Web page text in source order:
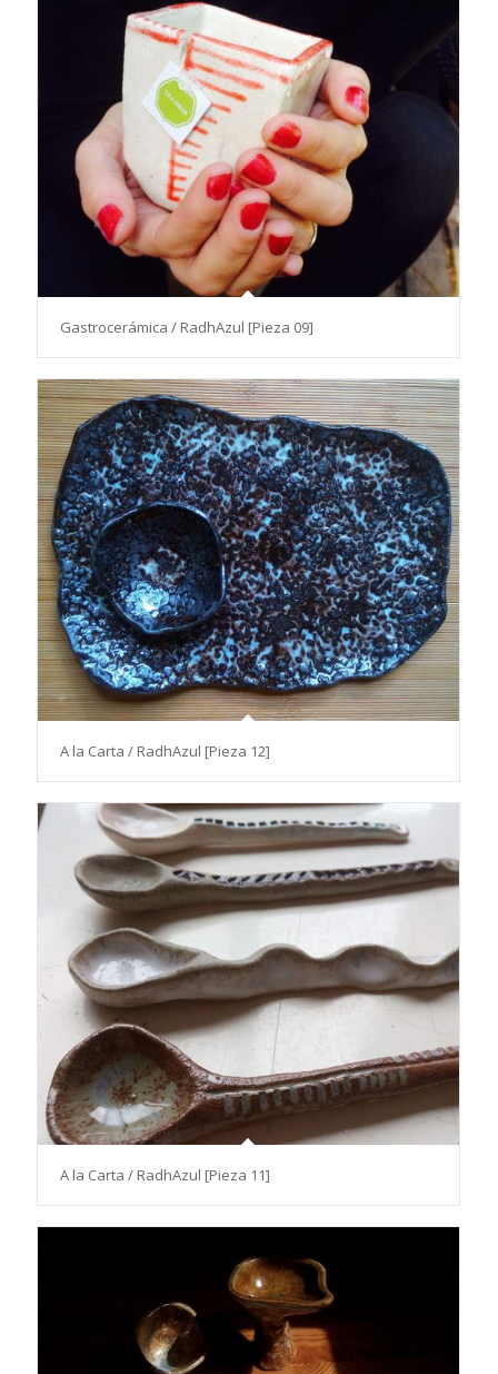
Gastrocerámica / RadhAzul [Pieza 09]
A la Carta / RadhAzul [Pieza 12]
A la Carta / RadhAzul [Pieza 11]